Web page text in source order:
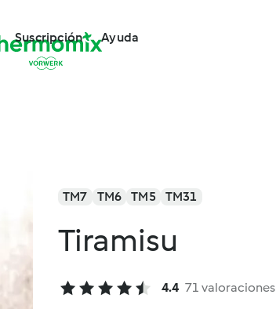
Suscripción Ayuda
TM7 TM6 TM5 TM31
Tiramisu
4.4 71 valoraciones